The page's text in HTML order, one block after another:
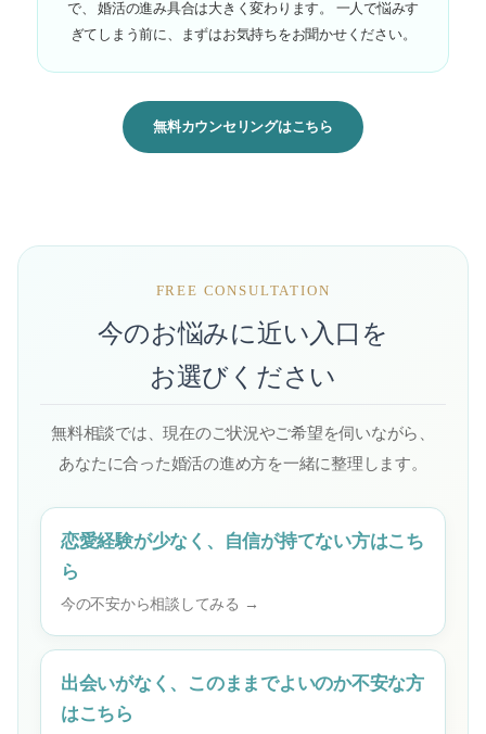
で、 婚活の進み具合は大きく変わります。 一人で悩みす
ぎてしまう前に、まずはお気持ちをお聞かせください。
無料カウンセリングはこちら
FREE CONSULTATION
今のお悩みに近い入口を
お選びください
無料相談では、現在のご状況やご希望を伺いながら、
あなたに合った婚活の進め方を一緒に整理します。
恋愛経験が少なく、自信が持てない方はこち
ら
今の不安から相談してみる →
出会いがなく、このままでよいのか不安な方
はこちら